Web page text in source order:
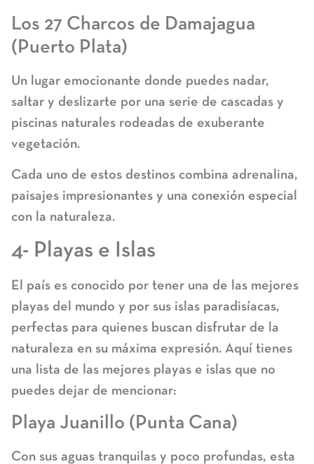
Los 27 Charcos de Damajagua
(Puerto Plata)
Un lugar emocionante donde puedes nadar,
saltar y deslizarte por una serie de cascadas y
piscinas naturales rodeadas de exuberante
vegetación.
Cada uno de estos destinos combina adrenalina,
paisajes impresionantes y una conexión especial
con la naturaleza.
4- Playas e Islas
El país es conocido por tener una de las mejores
playas del mundo y por sus islas paradisíacas,
perfectas para quienes buscan disfrutar de la
naturaleza en su máxima expresión. Aquí tienes
una lista de las mejores playas e islas que no
puedes dejar de mencionar:
Playa Juanillo (Punta Cana)
Con sus aguas tranquilas y poco profundas, esta